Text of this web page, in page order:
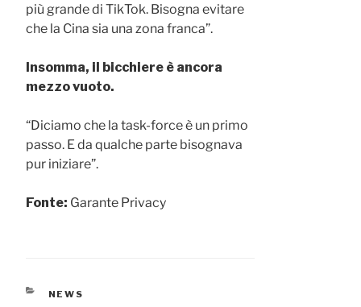
più grande di TikTok. Bisogna evitare
che la Cina sia una zona franca”.
Insomma, il bicchiere è ancora
mezzo vuoto.
“Diciamo che la task-force è un primo
passo. E da qualche parte bisognava
pur iniziare”.
Fonte: Garante Privacy
CATEGORIE
NEWS